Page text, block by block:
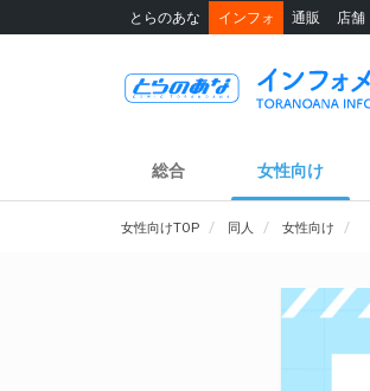
とらのあな インフォ 通販 店舗
総合 女性向け
女性向けTOP 同人 女性向け